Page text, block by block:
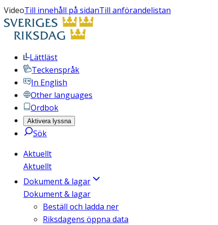
VideoTill innehåll på sidanTill anförandelistan
Lättläst
Teckenspråk
In English
Other languages
Ordbok
Aktivera lyssna
Sök
Aktuellt
Aktuellt
Dokument & lagar
Dokument & lagar
Beställ och ladda ner
Riksdagens öppna data